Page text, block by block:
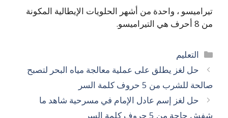
تيراميسو ، واحدة من أشهر الحلويات الإيطالية المكونة
من 8 أحرف هي التيراميسو.
التصنيفات
التعليم
حل لغز يطلق على عملية معالجة مياه البحر لتصبح
صالحة للشرب من 5 حروف كلمة السر
حل لغز إسم عادل الإمام في مسرحية شاهد ما
شفش حاجة من 5 حروف كلمة السر